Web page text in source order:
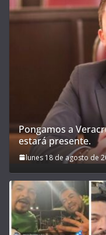
Pongamos a
estará presente.
lunes 18 de agosto de